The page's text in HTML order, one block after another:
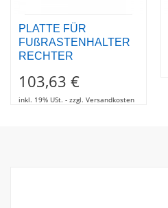
PLATTE FÜR
FUßRASTENHALTER
RECHTER
103,63 €
inkl. 19% USt. - zzgl. Versandkosten